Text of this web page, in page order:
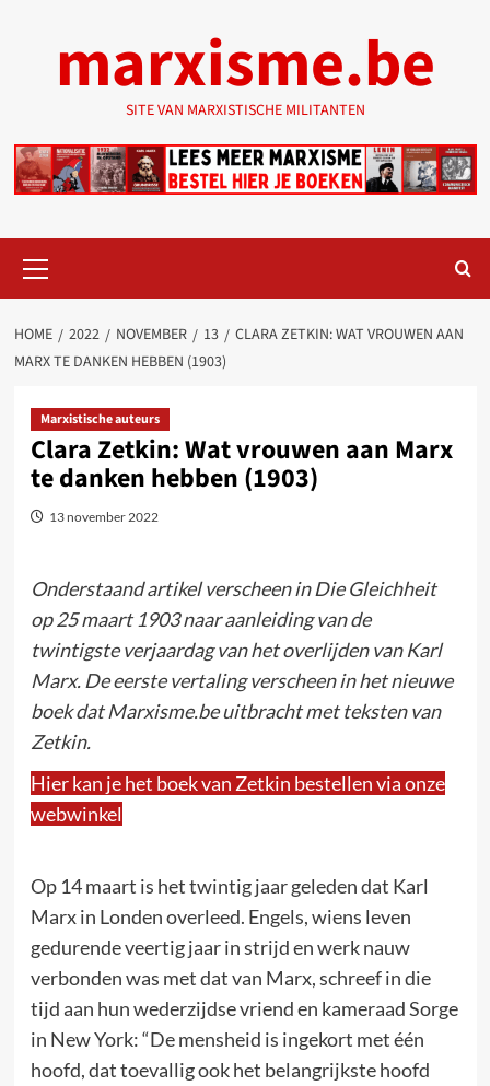
marxisme.be
SITE VAN MARXISTISCHE MILITANTEN
menu
HOME 2022 NOVEMBER 13
CLARA ZETKIN: WAT VROUWEN AAN
MARX TE DANKEN HEBBEN (1903)
Marxistische auteurs
Clara Zetkin: Wat vrouwen aan Marx
te danken hebben (1903)
13 november 2022
Onderstaand artikel verscheen in Die Gleichheit
op 25 maart 1903 naar aanleiding van de
twintigste verjaardag van het overlijden van Karl
Marx. De eerste vertaling verscheen in het nieuwe
boek dat Marxisme.be uitbracht met teksten van
Zetkin.
Hier kan je het boek van Zetkin bestellen via onze
webwinkel
Op 14 maart is het twintig jaar geleden dat Karl
Marx in Londen overleed. Engels, wiens leven
gedurende veertig jaar in strijd en werk nauw
verbonden was met dat van Marx, schreef in die
tijd aan hun wederzijdse vriend en kameraad Sorge
in New York: “De mensheid is ingekort met één
hoofd, dat toevallig ook het belangrijkste hoofd